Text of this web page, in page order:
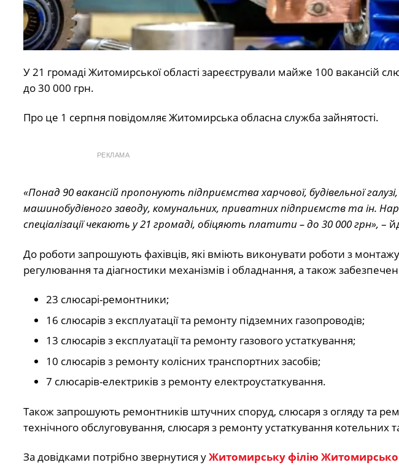
У 21 громаді Житомирської області зареєстрували майже 100 вакансій
до 30 000 грн.
Про це 1 серпня повідомляє Житомирська обласна служба зайнятості.
РЕКЛАМА
«Понад 90 вакансій пропонують підприємства харчової, будівельної
машинобудівного заводу, комунальних, приватних підприємств та ін.
спеціалізації чекають у 21 громаді, обіцяють платити – до 30 000 грн», –
До роботи запрошують фахівців, які вміють виконувати роботи з
регулювання та діагностики механізмів і обладнання, а також
23 слюсарі-ремонтники;
16 слюсарів з експлуатації та ремонту підземних газопроводів;
13 слюсарів з експлуатації та ремонту газового устаткування;
10 слюсарів з ремонту колісних транспортних засобів;
7 слюсарів-електриків з ремонту електроустаткування.
Також запрошують ремонтників штучних споруд, слюсаря з огляду та
технічного обслуговування, слюсаря з ремонту устаткування котельних
За довідками потрібно звернутися уЖитомирську філію